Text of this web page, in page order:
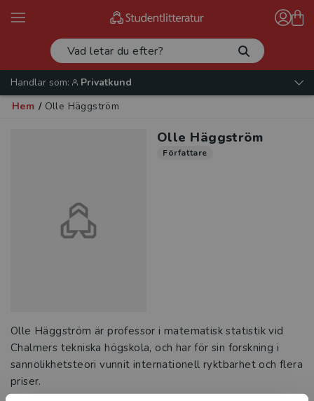
Handlar som:
Privatkund
Hem / Olle Häggström
Olle Häggström
Författare
Olle Häggström är professor i matematisk statistik vid
Chalmers tekniska högskola, och har för sin forskning i
sannolikhetsteori vunnit internationell ryktbarhet och flera
priser.